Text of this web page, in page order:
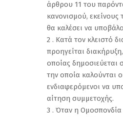
άρθρου 11 του
κανονισμού, εκείνους
θα καλέσει να
2 . Κατά τον κλειστό
προηγείται
οποίας δημοσιεύεται
την οποία καλούνται
ενδιαφερόμενοι να
αίτηση συμμετοχής.
3 . Όταν η